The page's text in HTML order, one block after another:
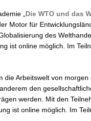
„ Die WTO und das
Motor für
des
ist online möglich. Im
die Arbeitswelt von morgen
den
werden. Mit den
ist online möglich. Im